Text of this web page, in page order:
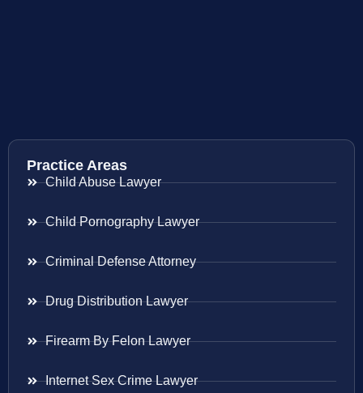
Practice Areas
Child Abuse Lawyer
Child Pornography Lawyer
Criminal Defense Attorney
Drug Distribution Lawyer
Firearm By Felon Lawyer
Internet Sex Crime Lawyer